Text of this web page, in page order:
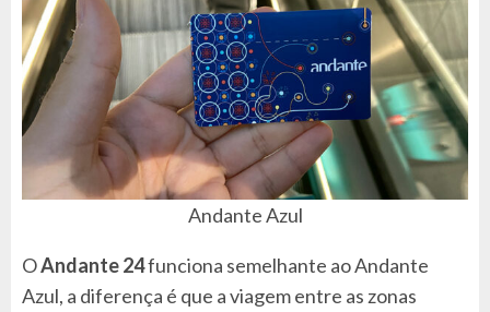
Andante Azul
OAndante 24funciona semelhante ao Andante
Azul, a diferença é que a viagem entre as zonas